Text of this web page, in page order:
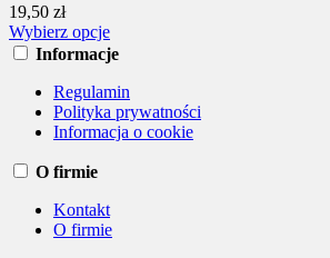
19,50 zł
Wybierz opcje
Informacje
Regulamin
Polityka prywatności
Informacja o cookie
O firmie
Kontakt
O firmie